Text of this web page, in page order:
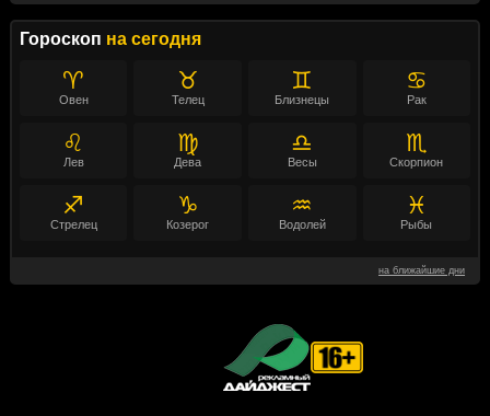
Гороскоп на сегодня
♈
Овен
♉
Телец
♊
Близнецы
♋
Рак
♌
Лев
♍
Дева
♎
Весы
♏
Скорпион
♐
Стрелец
♑
Козерог
♒
Водолей
♓
Рыбы
на ближайшие дни